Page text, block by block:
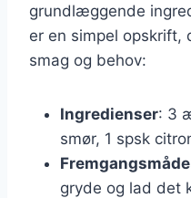
grundlæggende
er en simpel opskrift,
smag og behov:
Ingredienser: 3
smør, 1 spsk
Fremgangsmåde
gryde og lad det